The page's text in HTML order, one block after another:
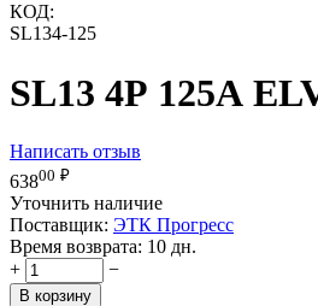
КОД:
SL134-125
SL13 4Р 125А
Написать отзыв
63800 ₽
Уточнить наличие
Поставщик: ЭТК Прогресс
Время возврата: 10 дн.
+
−
В корзину